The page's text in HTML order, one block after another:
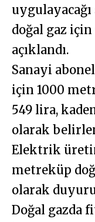
doğal gaz
açıklandı.
Sanayi
için 1000
549 lira,
olarak
Elektrik
metreküp
olarak
Doğal gazda